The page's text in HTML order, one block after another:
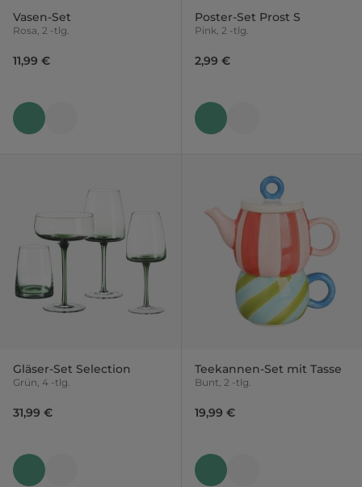
Vasen-Set
Rosa, 2 -tlg.
11,99 €
Poster-Set Prost S
Pink, 2 -tlg.
2,99 €
Gläser-Set Selection
Grün, 4 -tlg.
31,99 €
Teekannen-Set mit Tasse
Bunt, 2 -tlg.
19,99 €